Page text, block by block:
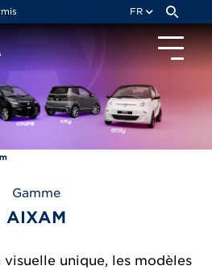
FR
Gamme
AIXAM
unique, les modèles
cookies